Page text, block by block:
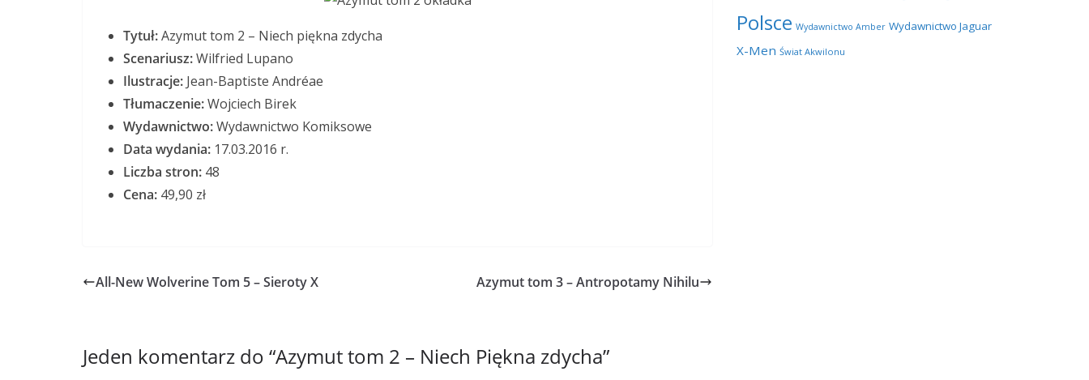
Tytuł:Azymut tom 2 – Niech piękna zdycha
Scenariusz:Wilfried Lupano
Ilustracje: Jean-Baptiste Andréae
Tłumaczenie:Wojciech Birek
Wydawnictwo:Wydawnictwo Komiksowe
Data wydania: 17.03.2016 r.
Liczba stron: 48
Cena: 49,90 zł
All-New Wolverine Tom 5 – Sieroty X Azymut tom 3 – Antropotamy Nihilu
Jeden komentarz do “Azymut tom 2 – Niech Piękna zdycha”
Polsce Wydawnictwo Amber Wydawnictwo Jaguar
X-Men Świat Akwilonu